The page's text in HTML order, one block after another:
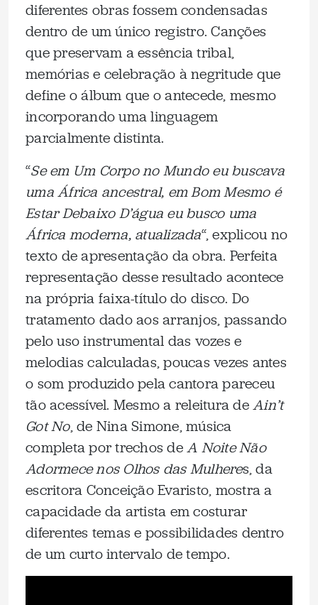
diferentes obras fossem condensadas
dentro de um único registro. Canções
que preservam a essência tribal,
memórias e celebração à negritude que
define o álbum que o antecede, mesmo
incorporando uma linguagem
parcialmente distinta.
“Se em Um Corpo no Mundo eu buscava
uma África ancestral, em Bom Mesmo é
Estar Debaixo D’água eu busco uma
África moderna, atualizada“, explicou no
texto de apresentação da obra. Perfeita
representação desse resultado acontece
na própria faixa-título do disco. Do
tratamento dado aos arranjos, passando
pelo uso instrumental das vozes e
melodias calculadas, poucas vezes antes
o som produzido pela cantora pareceu
tão acessível. Mesmo a releitura deAin’t
Got No, de Nina Simone, música
completa por trechos deA Noite Não
Adormece nos Olhos das Mulheres, da
escritora Conceição Evaristo, mostra a
capacidade da artista em costurar
diferentes temas e possibilidades dentro
de um curto intervalo de tempo.